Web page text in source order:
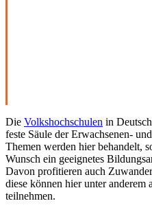
Die Volkshochschulen in
feste Säule der Erwachsenen-
Themen werden hier behandelt,
Wunsch ein geeignetes
Davon profitieren auch
diese können hier unter anderem
teilnehmen.